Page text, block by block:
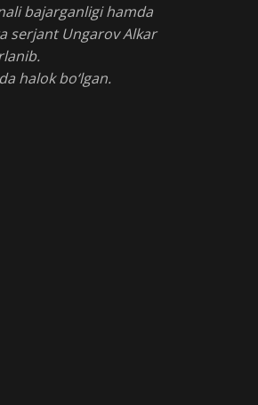
bajarganligi hamda
serjant Ungarov Alkar
halok bo‘lgan.